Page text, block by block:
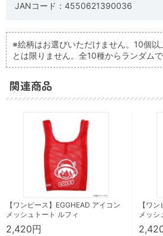
JANコード：4550621390036
※絵柄はお選びいただけません。10個以
とは限りません。全10種からランダムで
関連商品
【ワンピース】EGGHEAD アイコン
メッシュトート ルフィ
2,420円
【ワ
メッシ